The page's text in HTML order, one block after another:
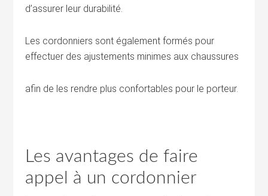
d’assurer leur durabilité.
Les cordonniers sont également formés pour
effectuer des ajustements minimes aux chaussures
afin de les rendre plus confortables pour le porteur.
Les avantages de faire
appel à un cordonnier